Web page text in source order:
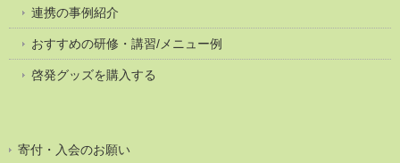
連携の事例紹介
おすすめの研修・講習/メニュー例
啓発グッズを購入する
寄付・入会のお願い